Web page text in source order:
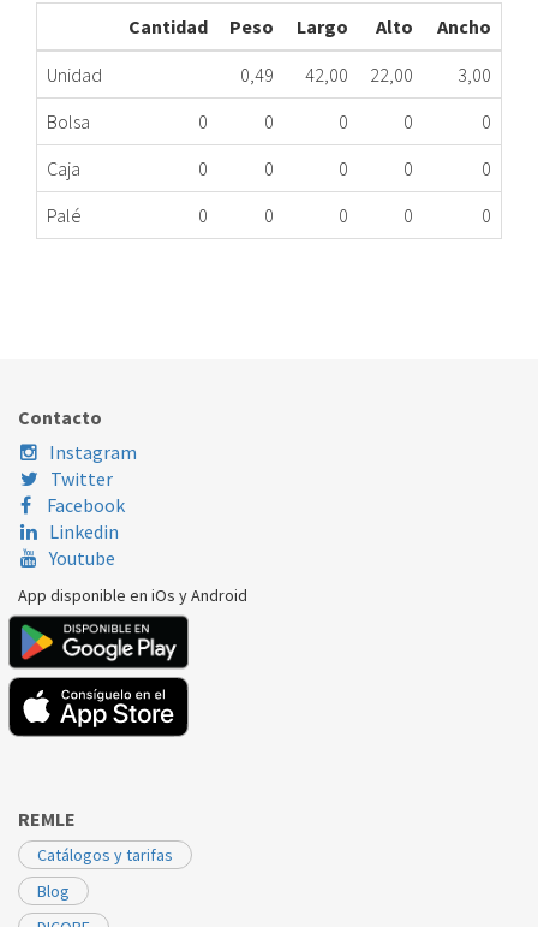
Cantidad Peso Largo Alto
Ancho
Unidad
0,49 42,00 22,00
3,00
Bolsa
0 0 0 0
0
Caja
0 0 0 0
0
Palé
0 0 0 0 0
Contacto
Instagram
Twitter
Facebook
Linkedin
Youtube
App disponible en iOs y Android
REMLE
Catálogos y tarifas
Blog